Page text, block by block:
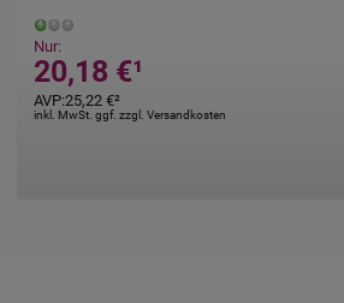
36,38 €
AVP:45,47 €
inkl. MwSt. ggf. zzgl. Versandkosten